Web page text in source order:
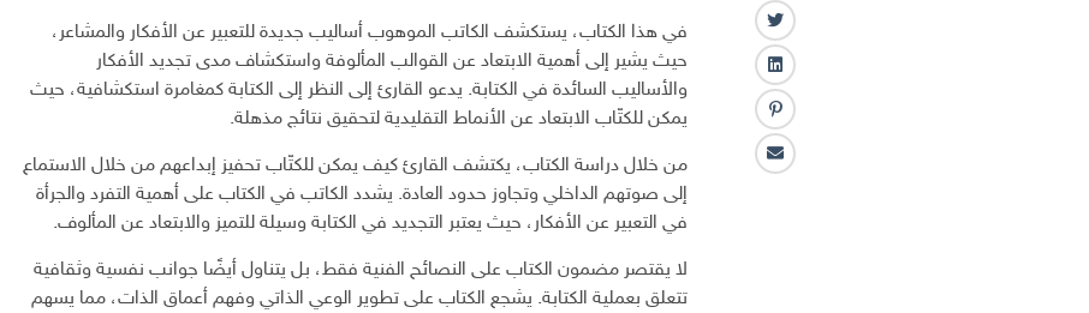
ا
ي
س
ب
و
ك
ت
و
ي
ت
ر
ل
ي
ن
ك
ـ
ب
ن
تا
في هذا الكتاب، يستكشف الكاتب الموهوب أساليب جديدة للتعبير عن الأفكار والمشاعر،
حيث يشير إلى أهمية الابتعاد عن القوالب المألوفة واستكشاف مدى تجديد الأفكار
والأساليب السائدة في الكتابة. يدعو القارئ إلى النظر إلى الكتابة كمغامرة استكشافية، حيث
يمكن للكتّاب الابتعاد عن الأنماط التقليدية لتحقيق نتائج مذهلة.
من خلال دراسة الكتاب، يكتشف القارئ كيف يمكن للكتّاب تحفيز إبداعهم من خلال الاستماع
إلى صوتهم الداخلي وتجاوز حدود العادة. يشدد الكاتب في الكتاب على أهمية التفرد والجرأة
في التعبير عن الأفكار، حيث يعتبر التجديد في الكتابة وسيلة للتميز والابتعاد عن المألوف.
لا يقتصر مضمون الكتاب على النصائح الفنية فقط، بل يتناول أيضًا جوانب نفسية وثقافية
تتعلق بعملية الكتابة. يشجع الكتاب على تطوير الوعي الذاتي وفهم أعماق الذات، مما يسهم